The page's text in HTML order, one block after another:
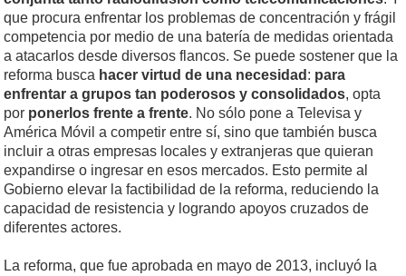
que procura enfrentar los problemas de concentración y frágil
competencia por medio de una batería de medidas orientada
a atacarlos desde diversos flancos. Se puede sostener que la
reforma busca hacer virtud de una necesidad : para
enfrentar a grupos tan poderosos y consolidados, opta
por ponerlos frente a frente. No sólo pone a Televisa y
América Móvil a competir entre sí, sino que también busca
incluir a otras empresas locales y extranjeras que quieran
expandirse o ingresar en esos mercados. Esto permite al
Gobierno elevar la factibilidad de la reforma, reduciendo la
capacidad de resistencia y logrando apoyos cruzados de
diferentes actores.
La reforma, que fue aprobada en mayo de 2013, incluyó la